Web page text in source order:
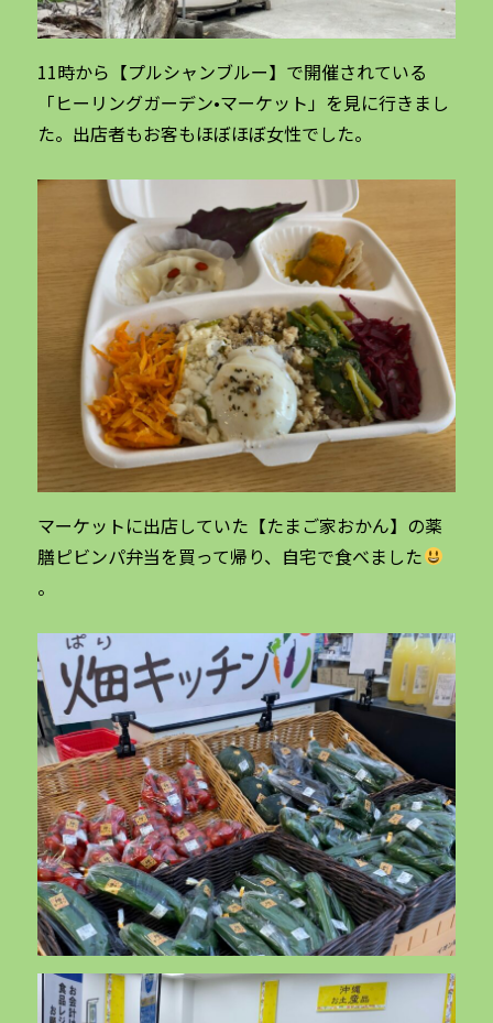
11時から【プルシャンブルー】で開催されている
「ヒーリングガーデン•マーケット」を見に行きまし
た。出店者もお客もほぼほぼ女性でした。
マーケットに出店していた【たまご家おかん】の薬
膳ピビンパ弁当を買って帰り、自宅で食べました
。